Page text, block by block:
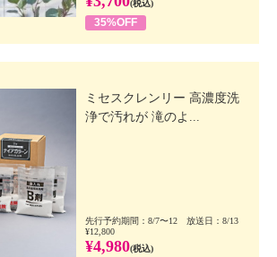
(税込)
35%OFF
ミセスクレンリー 高濃度洗
浄で汚れが 滝のよ...
先行予約期間：8/7〜12 放送日：8/13
¥12,800
¥4,980(税込)